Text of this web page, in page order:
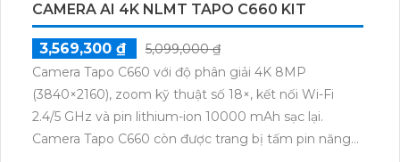
CAMERA AI 4K NLMT TAPO C660 KIT
3,569,300 ₫
5,099,000 ₫
Camera Tapo C660 với độ phân giải 4K 8MP
(3840×2160), zoom kỹ thuật số 18×, kết nối Wi-Fi
2.4/5 GHz và pin lithium-ion 10000 mAh sạc lại.
Camera Tapo C660 còn được trang bị tấm pin năng